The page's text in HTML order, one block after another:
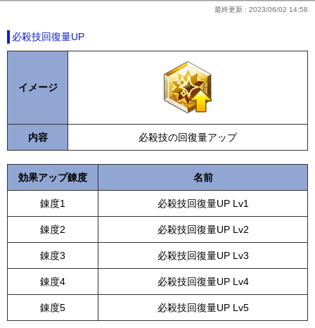
最終更新 : 2023/06/02 14:58
必殺技回復量UP
イメージ
内容 必殺技の回復量アップ
効果アップ錬度 名前
錬度1 必殺技回復量UP Lv1
錬度2 必殺技回復量UP Lv2
錬度3 必殺技回復量UP Lv3
錬度4 必殺技回復量UP Lv4
錬度5 必殺技回復量UP Lv5